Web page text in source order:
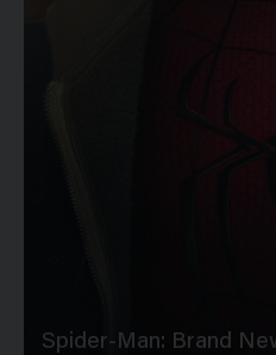
Spider-Man: Brand